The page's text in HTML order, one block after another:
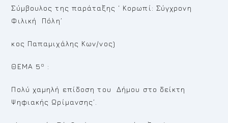
Σύμβουλος της παράταξης ‘ Κορωπί: Σύγχρονη
Φιλική Πόλη’
κος Παπαμιχάλης Κων/νος)
ΘΕΜΑ 5 ο :
Πολύ χαμηλή επίδοση του Δήμου στο δείκτη
Ψηφιακής Ωρίμανσης’.